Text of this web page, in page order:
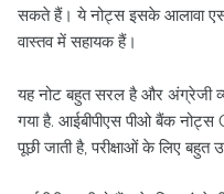
सकते हैं। ये नोट्स इसके आलावा
वास्तव में सहायक हैं।
यह नोट बहुत सरल है और अंग्रेजी
गया है. आईबीपीएस पीओ बैंक
पूछी जाती है, परीक्षाओं के लिए बहुत